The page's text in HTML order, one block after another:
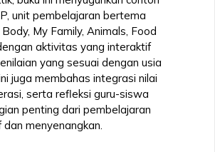
unit pembelajaran bertema
My Family, Animals, Food
aktivitas yang interaktif
yang sesuai dengan usia
juga membahas integrasi nilai
serta refleksi guru-siswa
penting dari pembelajaran
menyenangkan.